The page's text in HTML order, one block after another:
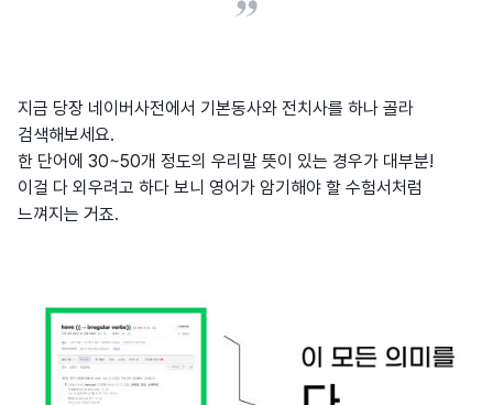
지금 당장 네이버사전에서 기본동사와 전치사를 하나 골라
검색해보세요.
한 단어에 30~50개 정도의 우리말 뜻이 있는 경우가 대부분!
이걸 다 외우려고 하다 보니 영어가 암기해야 할 수험서처럼
느껴지는 거죠.